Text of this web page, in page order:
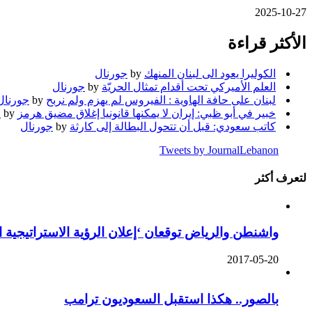
2025-10-27
الأكثر قراءة
الكوليرا يعود الى لبنان المنهك by جورنال
العلم الأميركي تحت أقدام تمثال الحريّة by جورنال
لبنان على حافة الهاوية : الفيروس لم يهزم ولم نربح by
خبير في أبو ظبي: إيران لا يمكنها قانونيا إغلاق مضيق هرمز by
كاتب سعودي: قبل أن تتحول البطالة إلى كارثة by جورنال
Tweets by JournalLebanon
لتعرف أكثر
واشنطن والرياض توقعان ‘إعلان الرؤية الاستراتيجية
2017-05-20
بالصور.. هكذا استقبل السعوديون ترامب